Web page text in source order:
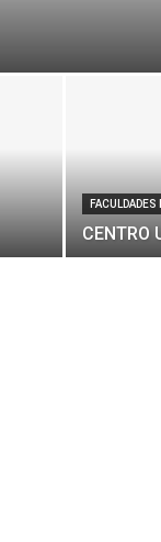
CENTRO